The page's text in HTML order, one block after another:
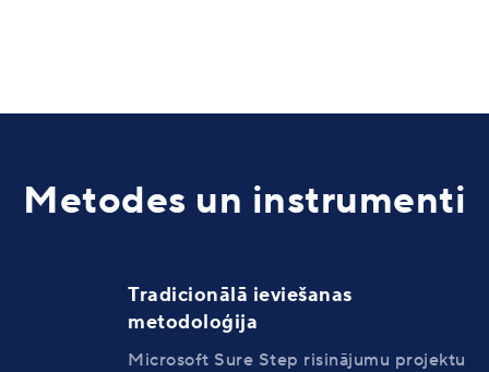
Metodes un instrumenti
Tradicionālā ieviešanas
metodoloģija
Microsoft Sure Step risinājumu projektu